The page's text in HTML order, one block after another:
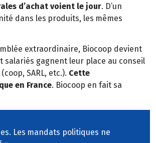
d ’achat voient le jour. D’un
é dans les produits, les mêmes
ée extraordinaire, Biocoop devient
salariés gagnent leur place au conseil
(coop, SARL, etc.). Cette
en France. Biocoop en fait sa
Les mandats politiques ne